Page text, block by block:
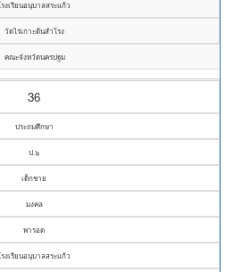
รงเรียนอนุบาลสระแก้ว
วัดไร่เกาะต้นสำโรง
คณะจังหวัดนครปฐม
36
ประถมศึกษา
ป.๖
เด็กชาย
มงคล
พารอด
รงเรียนอนุบาลสระแก้ว